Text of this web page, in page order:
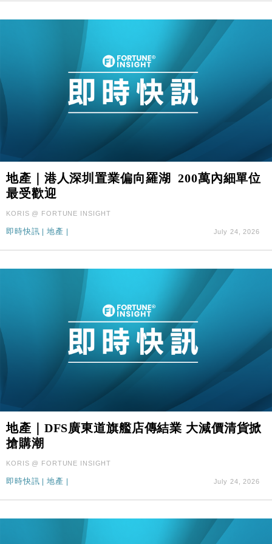
地產｜港人深圳置業偏向羅湖 200萬內細單位
最受歡迎
KORIS @ FORTUNE INSIGHT
即時快訊 |地產 July 24, 2026
地產｜DFS廣東道旗艦店傳結業 大減價清貨掀
搶購潮
KORIS @ FORTUNE INSIGHT
即時快訊 |地產 | July 24, 2026